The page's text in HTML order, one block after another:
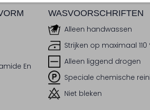
En
WASVOORSCHRIFTEN
Alleen handwassen
Strijken op maximaal 110
Alleen liggend drogen
Speciale chemische
Niet bleken